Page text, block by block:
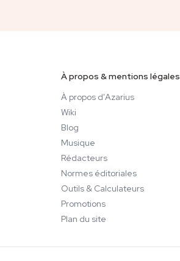
À propos & mentions légales
À propos d'Azarius
Wiki
Blog
Musique
Rédacteurs
Normes éditoriales
Outils & Calculateurs
Promotions
Plan du site